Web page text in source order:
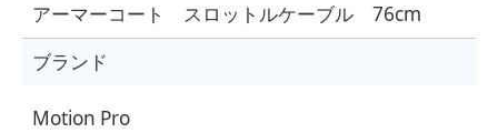
アーマーコート スロットルケーブル 76cm
ブランド
Motion Pro